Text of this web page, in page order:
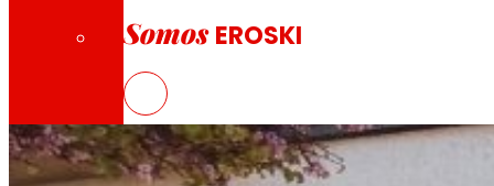
Somos EROSKI
EROSKI inaugura un nuevo